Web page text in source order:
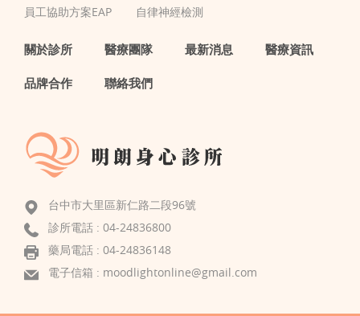
員工協助方案EAP
自律神經檢測
關於診所 醫療團隊 最新消息 醫療資訊
品牌合作 聯絡我們
台中市大里區新仁路二段96號
診所電話 : 04-24836800
藥局電話 : 04-24836148
電子信箱 : moodlightonline@gmail.com